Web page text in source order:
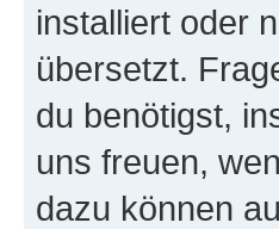
installiert oder
übersetzt.
du benötigst,
uns freuen,
dazu können